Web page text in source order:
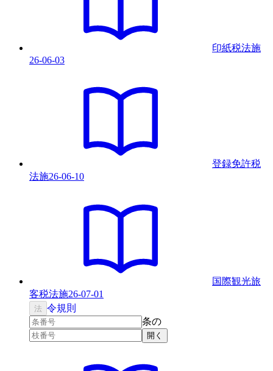
印紙税法施
26-06-03
登録免許税
法施26-06-10
国際観光旅
客税法施26-07-01
法 令規則
条の
開く